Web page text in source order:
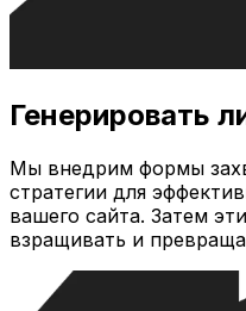
Генерировать
Мы внедрим формы
стратегии для
вашего сайта. Затем
взращивать и